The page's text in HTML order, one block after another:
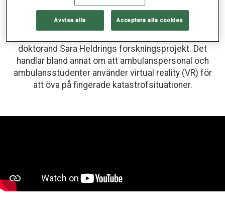
doktorand Sara Heldrings forskningsprojekt. Det
handlar bland annat om att ambulanspersonal och
ambulansstudenter använder virtual reality (VR) för
att öva på fingerade katastrofsituationer.
Avvisa alla Acceptera alla cookies